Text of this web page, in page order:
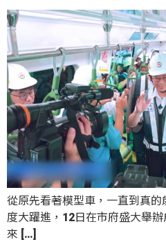
從原先看著模型車，一直到真
度大躍進，12日在市府盛大舉
來 […]